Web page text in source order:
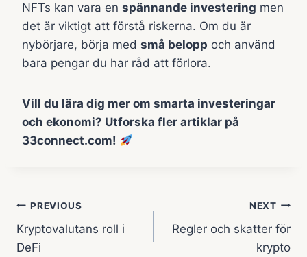
NFTs kan vara en spännande investering men
det är viktigt att förstå riskerna. Om du är
nybörjare, börja med små belopp och använd
bara pengar du har råd att förlora.
Vill du lära dig mer om smarta investeringar
och ekonomi? Utforska fler artiklar på
33connect.com!
Inläggsnavigering
PREVIOUS
Kryptovalutans roll i
DeFi
NEXT
Regler och skatter för
krypto